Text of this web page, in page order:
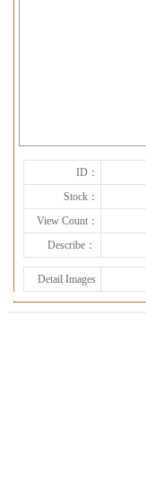
ID：
Stock：
View Count：
Describe：
Detail Images